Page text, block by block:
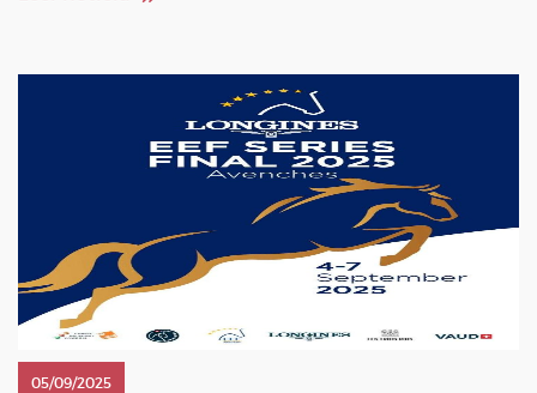
05/09/2025